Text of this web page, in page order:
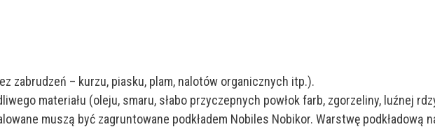
zabrudzeń – kurzu, piasku, plam, nalotów organicznych itp.).
materiału (oleju, smaru, słabo przyczepnych powłok farb, zgorzeliny, luźnej
muszą być zagruntowane podkładem Nobiles Nobikor. Warstwę